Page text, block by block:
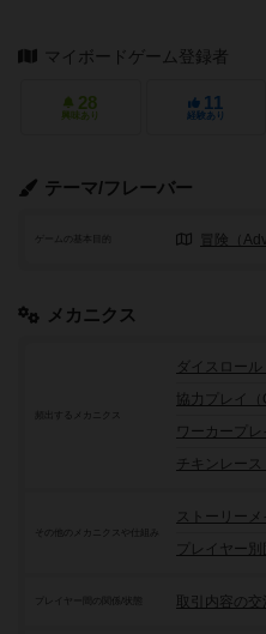
マイボードゲーム登録者
28
興味あり
11
経験あり
テーマ/フレーバー
ゲームの基本目的 冒険（
メカニクス
頻出するメカニクス
ダイスロール
協力プレイ
ワーカープ
チキンレー
その他のメカニクスや仕組み
ストーリーメ
プレイヤー
プレイヤー間の関係/状態 取引内容の